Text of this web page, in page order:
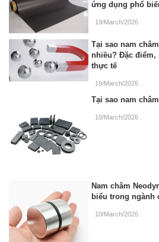
ứng dụng phổ
19/March/2026 .
Tại sao nam
nhiều? Đặc điểm,
thực tế
19/March/2026 .
Tại sao nam
10/March/2026 .
Nam châm
biểu trong ngành
10/March/2026